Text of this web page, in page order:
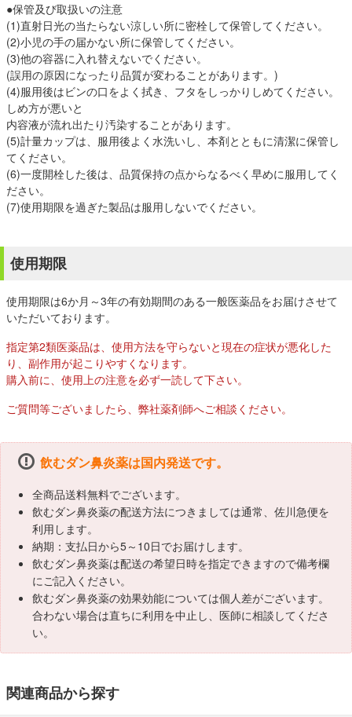
●保管及び取扱いの注意
(1)直射日光の当たらない涼しい所に密栓して保管してください。
(2)小児の手の届かない所に保管してください。
(3)他の容器に入れ替えないでください。
(誤用の原因になったり品質が変わることがあります。)
(4)服用後はビンの口をよく拭き、フタをしっかりしめてください。
しめ方が悪いと
内容液が流れ出たり汚染することがあります。
(5)計量カップは、服用後よく水洗いし、本剤とともに清潔に保管し
てください。
(6)一度開栓した後は、品質保持の点からなるべく早めに服用してく
ださい。
(7)使用期限を過ぎた製品は服用しないでください。
使用期限
使用期限は6か月～3年の有効期間のある一般医薬品をお届けさせて
いただいております。
指定第2類医薬品は、使用方法を守らないと現在の症状が悪化した
り、副作用が起こりやすくなります。
購入前に、使用上の注意を必ず一読して下さい。
ご質問等ございましたら、弊社薬剤師へご相談ください。
飲むダン鼻炎薬は国内発送です。
全商品送料無料でございます。
飲むダン鼻炎薬の配送方法につきましては通常、佐川急便を
利用します。
納期：支払日から5～10日でお届けします。
飲むダン鼻炎薬は配送の希望日時を指定できますので備考欄
にご記入ください。
飲むダン鼻炎薬の効果効能については個人差がございます。
合わない場合は直ちに利用を中止し、医師に相談してくださ
い。
関連商品から探す